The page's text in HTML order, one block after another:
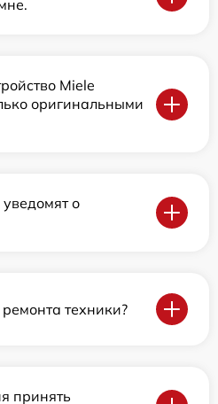
Miele
оригинальными
о
техники?
принять